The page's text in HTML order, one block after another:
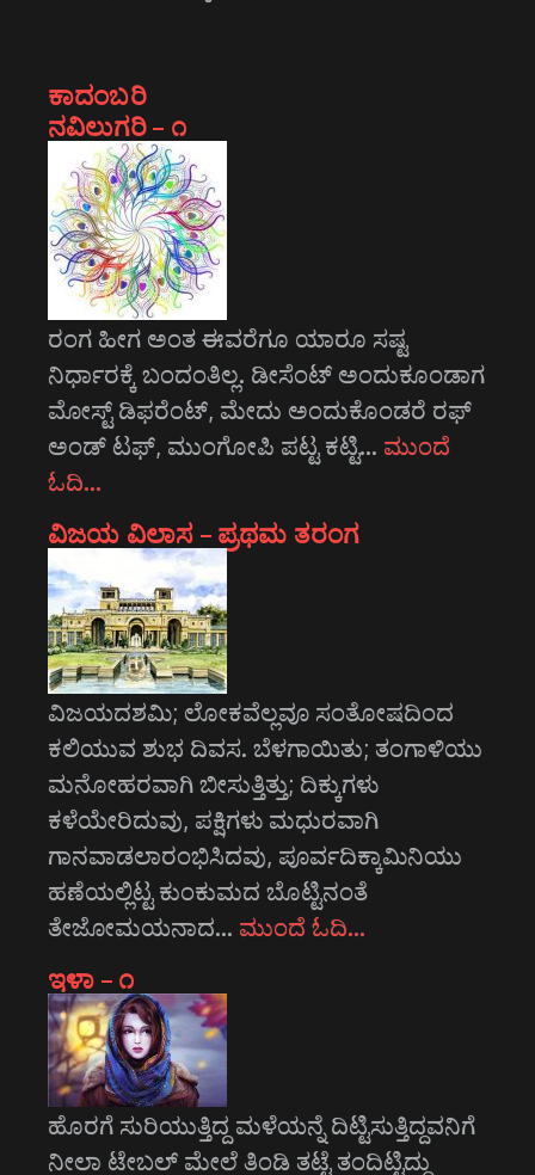
ಕಾದಂಬರಿ
ನವಿಲುಗರಿ – ೧
ರಂಗ ಹೀಗ ಅಂತ ಈವರೆಗೂ ಯಾರೂ ಸಷ್ಟ
ನಿರ್ಧಾರಕ್ಕೆ ಬಂದಂತಿಲ್ಲ. ಡೀಸೆಂಟ್ ಅಂದುಕೂಂಡಾಗ
ಮೋಸ್ಟ್‌ ಡಿಫರೆಂಟ್‌, ಮೇದು ಅಂದುಕೊಂಡರೆ ರಫ್
ಅಂಡ್ ಟಫ್, ಮುಂಗೋಪಿ ಪಟ್ಟ ಕಟ್ಟಿ… ಮುಂದೆ
ಓದಿ…
ವಿಜಯ ವಿಲಾಸ – ಪ್ರಥಮ ತರಂಗ
ವಿಜಯದಶಮಿ; ಲೋಕವೆಲ್ಲವೂ ಸಂತೋಷದಿಂದ
ಕಲಿಯುವ ಶುಭ ದಿವಸ. ಬೆಳಗಾಯಿತು; ತಂಗಾಳಿಯು
ಮನೋಹರವಾಗಿ ಬೀಸುತ್ತಿತ್ತು; ದಿಕ್ಕುಗಳು
ಕಳೆಯೇರಿದುವು, ಪಕ್ಷಿಗಳು ಮಧುರವಾಗಿ
ಗಾನವಾಡಲಾರಂಭಿಸಿದವು, ಪೂರ್ವದಿಕ್ಕಾಮಿನಿಯು
ಹಣೆಯಲ್ಲಿಟ್ಟ ಕುಂಕುಮದ ಬೊಟ್ಟಿನಂತೆ
ತೇಜೋಮಯನಾದ… ಮುಂದೆ ಓದಿ…
ಇಳಾ – ೧
ಹೊರಗೆ ಸುರಿಯುತ್ತಿದ್ದ ಮಳೆಯನ್ನೆ ದಿಟ್ಟಿಸುತ್ತಿದ್ದವನಿಗೆ
ನೀಲಾ ಟೇಬಲ್ ಮೇಲೆ ತಿಂಡಿ ತಟ್ಟೆ ತಂದಿಟ್ಟಿದ್ದು